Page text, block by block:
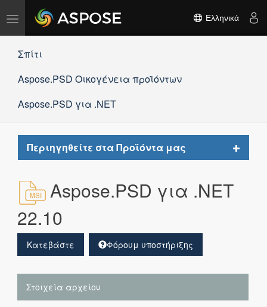
Εναλλαγή
πλοήγησης
Ελληνικά
Σπίτι
Aspose.PSD Οικογένεια προϊόντων
Aspose.PSD για .NET
Περιηγηθείτε στα Προϊόντα μας
Toggle
Aspose.PSD για .NET
22.10
Κατεβάστε Φόρουμ υποστήριξης
Στοιχεία αρχείου